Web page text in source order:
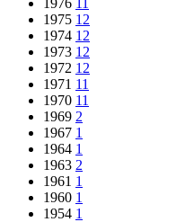
1976 11
1975 12
1974 12
1973 12
1972 12
1971 11
1970 11
1969 2
1967 1
1964 1
1963 2
1961 1
1960 1
1954 1